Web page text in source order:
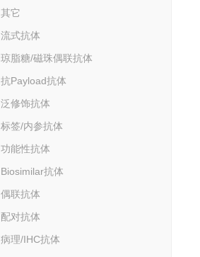
其它
流式抗体
琼脂糖/磁珠偶联抗体
抗Payload抗体
泛修饰抗体
标签/内参抗体
功能性抗体
Biosimilar抗体
偶联抗体
配对抗体
病理/IHC抗体